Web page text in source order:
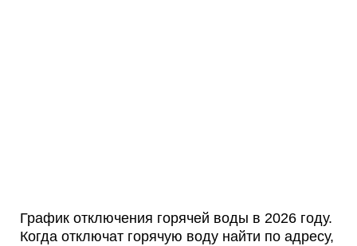
График отключения горячей воды в 2026 году.
Когда отключат горячую воду найти по адресу,